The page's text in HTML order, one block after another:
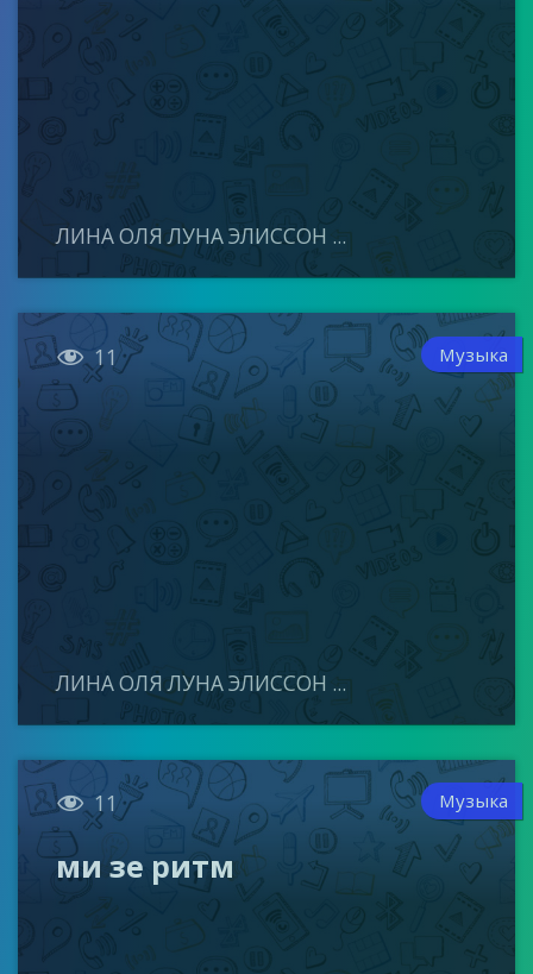
ЛИНА ОЛЯ ЛУНА ЭЛИССОН ...
 11 Музыка
ЛИНА ОЛЯ ЛУНА ЭЛИССОН ...
 11 Музыка
ми зе ритм